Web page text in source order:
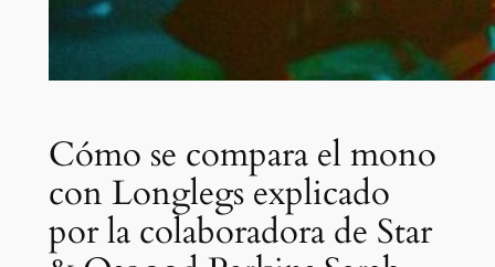
Cómo se compara el mono
con Longlegs explicado
por la colaboradora de Star